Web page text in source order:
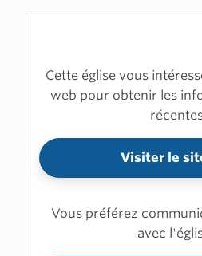
Cette église vous
web pour obtenir les
Visiter le
Vous préférez
avec